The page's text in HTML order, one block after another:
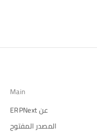
Main
عن ERPNext
المصدر المفتوح